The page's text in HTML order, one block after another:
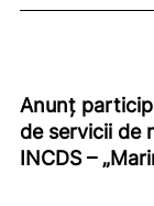
Anunț
de servicii de
INCDS –